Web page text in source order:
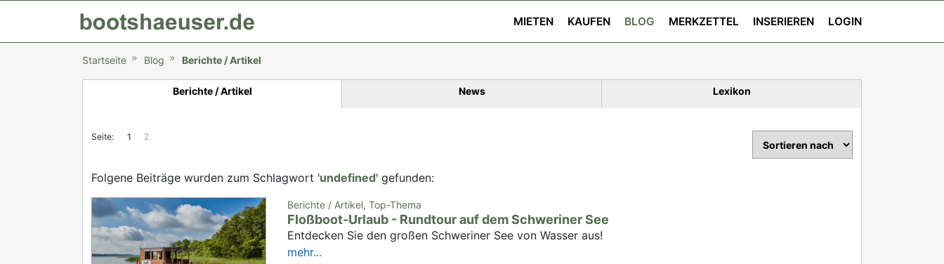
MIETEN KAUFEN BLOG MERKZETTEL INSERIEREN LOGIN
Startseite Blog Berichte / Artikel
Berichte / Artikel News Lexikon
Seite: 1 2
Folgene Beiträge wurden zum Schlagwort 'undefined' gefunden:
Berichte / Artikel, Top-Thema
Floßboot-Urlaub - Rundtour auf dem Schweriner See
Entdecken Sie den großen Schweriner See von Wasser aus!
mehr...